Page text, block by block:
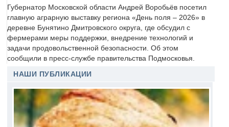
Губернатор Московской области Андрей Воробьёв посетил
главную аграрную выставку региона «День поля – 2026» в
деревне Бунятино Дмитровского округа, где обсудил с
фермерами меры поддержки, внедрение технологий и
задачи продовольственной безопасности. Об этом
сообщили в пресс-службе правительства Подмосковья.
НАШИ ПУБЛИКАЦИИ